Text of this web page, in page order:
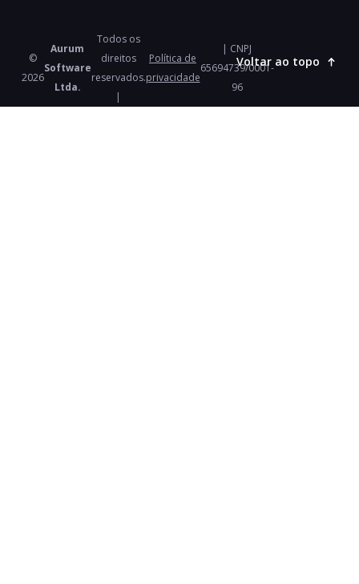
©
2026
Aurum
Software
Ltda.
Todos os
direitos
reservados.
|
Política de
privacidade
| CNPJ
65694739/0001-
96
Voltar ao topo